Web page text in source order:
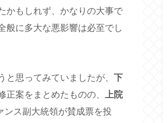
かもしれず、かなりの大事で
般に多大な悪影響は必至でし
思ってみていましたが、 下
正案をまとめたものの、 上院
ス副大統領が賛成票を投